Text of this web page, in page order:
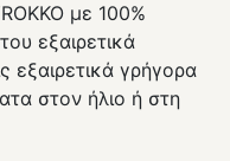
με 100%
εξαιρετικά
εξαιρετικά γρήγορα
στον ήλιο ή στη